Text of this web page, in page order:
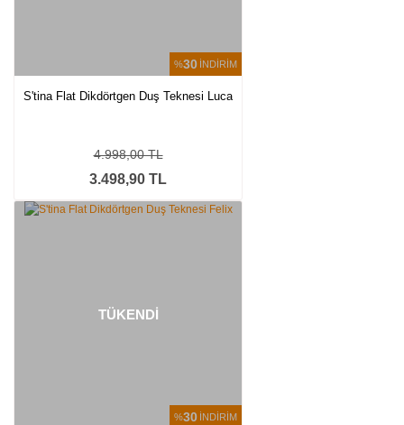
%30 İNDİRİM
S'tina Flat Dikdörtgen Duş Teknesi Luca
3.498,90 TL
4.998,00 TL
%30 İNDİRİM
TÜKENDİ